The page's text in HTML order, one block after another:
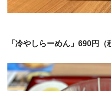
「冷やしらーめん」690円（